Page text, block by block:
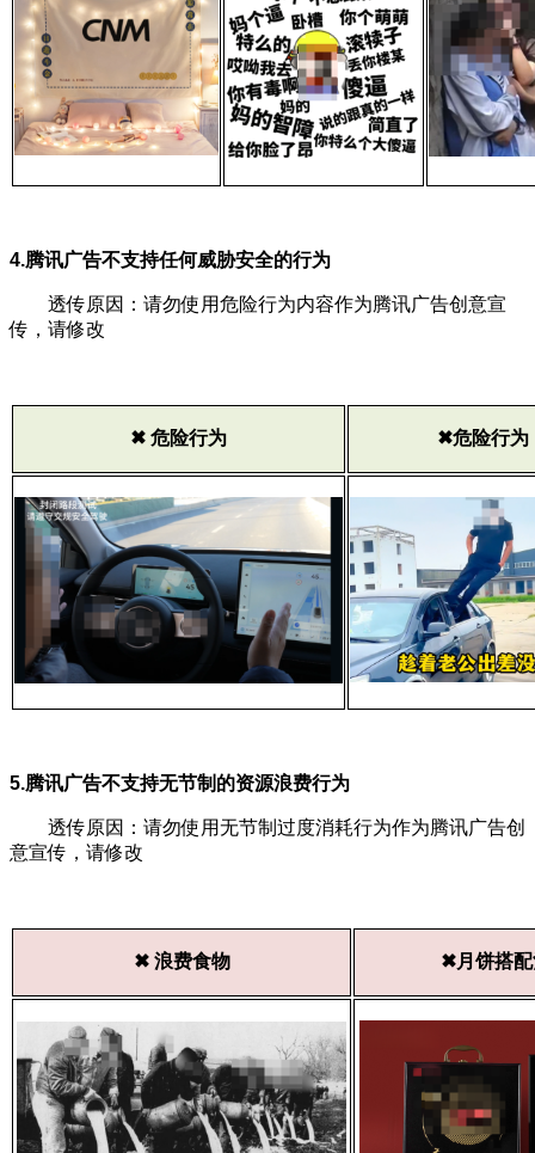
4.腾讯广告不支持任何威胁安全的行为
透传原因：请勿使用危险行为内容作为腾讯广告创意宣
传，请修改
✖ 危险行为 ✖危险行为
5.腾讯广告不支持无节制的资源浪费行为
透传原因：请勿使用无节制过度消耗行为作为腾讯广告创
意宣传，请修改
✖ 浪费食物 ✖月饼搭